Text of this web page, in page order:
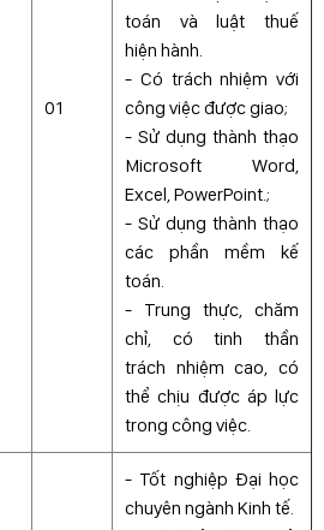
01
toán và luật thuế
hiện hành.
- Có trách nhiệm với
công việc được giao;
- Sử dụng thành thạo
Microsoft Word,
Excel, PowerPoint.;
- Sử dụng thành thạo
các phần mềm kế
toán.
- Trung thực, chăm
chỉ, có tinh thần
trách nhiệm cao, có
thể chịu được áp lực
trong công việc.
- Tốt nghiệp Đại học
chuyên ngành Kinh tế.